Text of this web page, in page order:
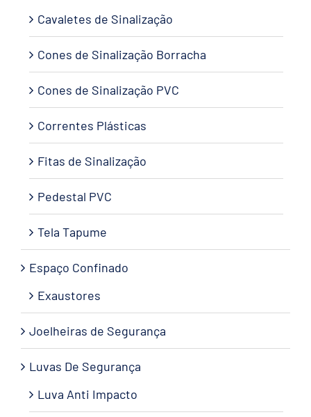
Cavaletes de Sinalização
Cones de Sinalização Borracha
Cones de Sinalização PVC
Correntes Plásticas
Fitas de Sinalização
Pedestal PVC
Tela Tapume
Espaço Confinado
Exaustores
Joelheiras de Segurança
Luvas De Segurança
Luva Anti Impacto